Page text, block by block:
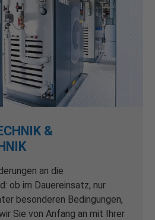
&
an die
ob im Dauereinsatz, nur
besonderen Bedingungen,
Sie von Anfang an mit Ihrer